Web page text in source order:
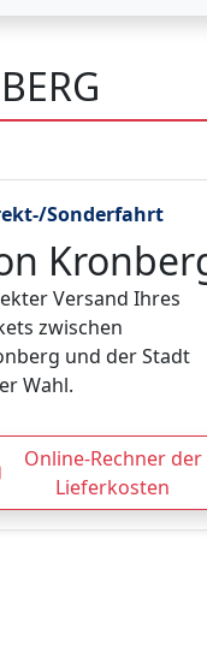
Sonderfahrt
Versand Ihres
zwischen
und der Stadt
Wahl.
Online-Rechner der
Lieferkosten